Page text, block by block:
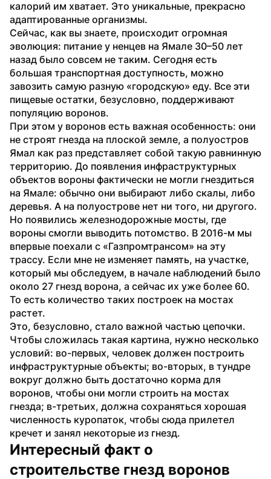
калорий им хватает. Это уникальные, прекрасно
адаптированные организмы.
Сейчас, как вы знаете, происходит огромная
эволюция: питание у ненцев на Ямале 30–50 лет
назад было совсем не таким. Сегодня есть
большая транспортная доступность, можно
завозить самую разную «городскую» еду. Все эти
пищевые остатки, безусловно, поддерживают
популяцию воронов.
При этом у воронов есть важная особенность: они
не строят гнезда на плоской земле, а полуостров
Ямал как раз представляет собой такую равнинную
территорию. До появления инфраструктурных
объектов вороны фактически не могли гнездиться
на Ямале: обычно они выбирают либо скалы, либо
деревья. А на полуострове нет ни того, ни другого.
Но появились железнодорожные мосты, где
вороны смогли выводить потомство. В 2016-м мы
впервые поехали с «Газпромтрансом» на эту
трассу. Если мне не изменяет память, на участке,
который мы обследуем, в начале наблюдений было
около 27 гнезд ворона, а сейчас их уже более 60.
То есть количество таких построек на мостах
растет.
Это, безусловно, стало важной частью цепочки.
Чтобы сложилась такая картина, нужно несколько
условий: во-первых, человек должен построить
инфраструктурные объекты; во-вторых, в тундре
вокруг должно быть достаточно корма для
воронов, чтобы они могли строить на мостах
гнезда; в-третьих, должна сохраняться хорошая
численность куропаток, чтобы сюда прилетел
кречет и занял некоторые из гнезд.
Интересный факт о
строительстве гнезд воронов